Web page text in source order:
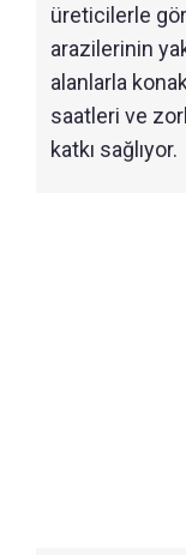
üreticilerle
arazilerinin
alanlarla
saatleri ve
katkı sağlıyor.